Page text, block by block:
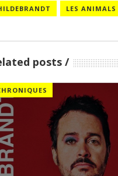
LES ANIMALS
posts